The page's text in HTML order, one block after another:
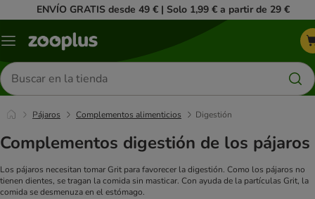
ENVÍO GRATIS desde 49 € | Solo 1,99 € a partir de 29 €
Menú
Buscar
productos
Pájaros Complementos alimenticios Digestión
Complementos digestión de los pájaros
Los pájaros necesitan tomar Grit para favorecer la digestión. Como los pájaros no
tienen dientes, se tragan la comida sin masticar. Con ayuda de la partículas Grit, la
comida se desmenuza en el estómago.